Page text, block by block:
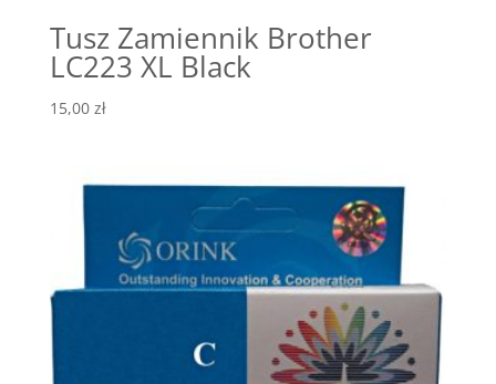
Tusz Zamiennik Brother
LC223 XL Black
15,00 zł